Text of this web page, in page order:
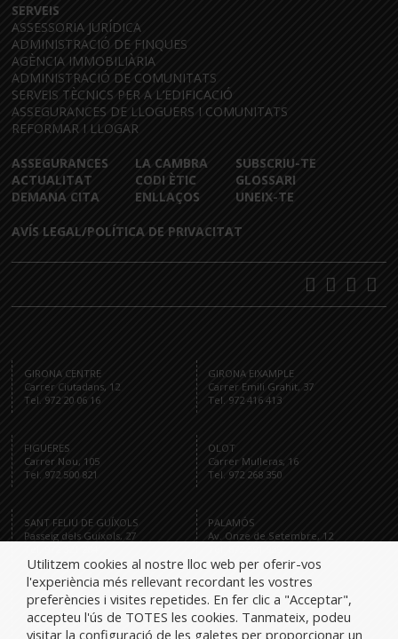
SERVEIS
ASSESSORIA JURÍDICA
ADMINISTRACIÓ DE FINQUES
AGÈNCIA IMMOBILIÀRIA
ADMINISTRACIÓ DE COMUNITATS
SERVEIS TÈCNICS PER A L’EDIFICACIÓ
ASSEGURANCES DE LLOGUERS I COMUNITATS
REFORMAR I LLOGAR
ASSEGURANCES
ACTUALITAT
DEMANA CITA
LA CAMBRA
CODI ÈTIC
ENLLAÇOS
SUBSCRIU-TE
GLOSSARI
UNEIX-TE
AVÍS LEGAL/POLÍTICA DE PRIVACITAT
GIRONA CENTRE
Carrer Ciutadans, 12
Tel. 972 20 06 16
GIRONA EIXAMPLE
Carrer Emili Grahit, 37
Tel. 972 416 413
FIGUERES
Carrer Nou, 105
Tel. 972 500 821
OLOT
Carrer Mulleras, 16
Tel. 972 268 350
SANT FELIU DE GUÍXOLS
Passeig dels Guíxols, 27
PALAMÓS
Av. Onze de Setembre, 12
Tel.
Utilitzem cookies al nostre lloc web per oferir-vos
l'experiència més rellevant recordant les vostres
preferències i visites repetides. En fer clic a "Acceptar",
accepteu l'ús de TOTES les cookies. Tanmateix, podeu
visitar la configuració de les galetes per proporcionar un